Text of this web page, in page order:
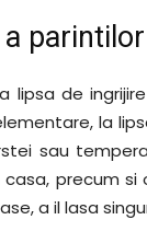
parintilor
lipsa de
la
sau
precum
a il lasa